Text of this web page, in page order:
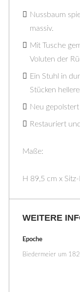
Nussbaum
massiv.
Mit Tusche
Voluten der
Ein Stuhl in
Stücken
Neu
Restauriert
Maße:
H 89,5 cm x
WEITERE
Epoche
Biedermeier um